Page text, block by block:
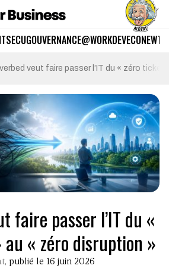
SECUGOUVERNANCE@WORKDEVECO
veut faire passer l’IT du « zéro ticket
faire passer l’IT du «
« zéro disruption »
, publié le 16 juin 2026